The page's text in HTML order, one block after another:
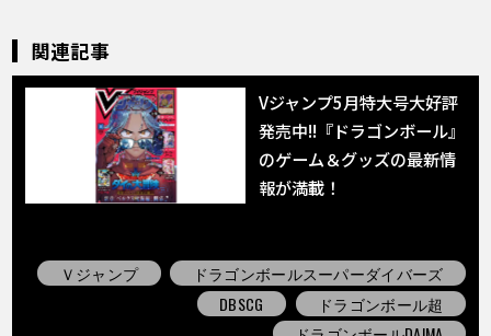
関連記事
Vジャンプ5月特大号大好評
発売中!!『ドラゴンボール』
のゲーム＆グッズの最新情
報が満載！
Ｖジャンプ
ドラゴンボールスーパーダイバーズ
DBSCG
ドラゴンボール超